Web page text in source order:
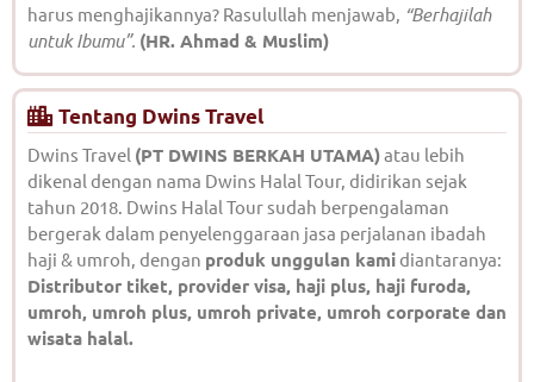
harus menghajikannya? Rasulullah menjawab, “Berhajilah
untuk Ibumu”. (HR. Ahmad & Muslim)
Tentang Dwins Travel
Dwins Travel (PT DWINS BERKAH UTAMA)atau lebih
dikenal dengan nama Dwins Halal Tour, didirikan sejak
tahun 2018. Dwins Halal Tour sudah berpengalaman
bergerak dalam penyelenggaraan jasa perjalanan ibadah
haji & umroh, dengan produk unggulan kamidiantaranya:
Distributor tiket, provider visa, haji plus, haji furoda,
umroh, umroh plus, umroh private, umroh corporate dan
wisata halal.